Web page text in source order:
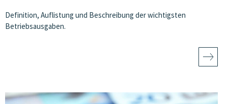
Definition, Auflistung und Beschreibung der wichtigsten
Betriebsausgaben.